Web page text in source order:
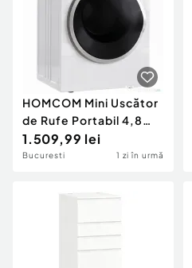
HOMCOM Mini Uscător
de Rufe Portabil 4,8
kg, 1020W, Încălzire
PTC, Timer, Alb
1.509,99 lei
Bucuresti 1 zi în urmă